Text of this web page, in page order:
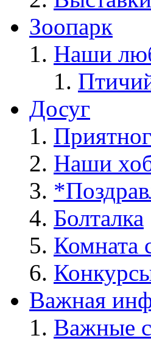
Зоопарк
Наши
Досуг
Наши
Болталка
Комната
Важная
Важные